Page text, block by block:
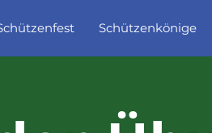
Schützenkönige